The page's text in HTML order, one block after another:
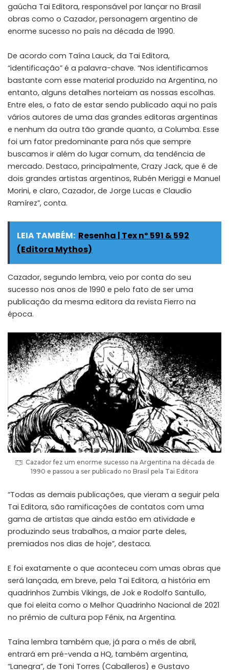
gaúcha Tai Editora, responsável por lançar no Brasil
obras como o Cazador, personagem argentino de
enorme sucesso no país na década de 1990.
De acordo com Taína Lauck, da Tai Editora,
“identificação” é a palavra-chave. “Nos identificamos
bastante com esse material produzido na Argentina, no
entanto, alguns detalhes norteiam as nossas escolhas.
Entre eles, o fato de estar sendo publicado aqui no país
vários autores de uma das grandes editoras argentinas
e nenhum da outra tão grande quanto, a Columba. Esse
foi um fator predominante para nós que sempre
buscamos ir além do lugar comum, da tendência de
mercado. Destaco, principalmente, Crazy Jack, que é de
dois grandes artistas argentinos, Rubén Meriggi e Manuel
Morini, e claro, Cazador, de Jorge Lucas e Claudio
Ramírez”, conta.
LEIA TAMBÉM: Resenha | Tex nº 591 & 592
(Editora Mythos)
Cazador, segundo lembra, veio por conta do seu
sucesso nos anos de 1990 e pelo fato de ser uma
publicação da mesma editora da revista Fierro na
época.
Cazador fez um enorme sucesso na Argentina na década de
1990 e passou a ser publicado no Brasil pela Tai Editora
“Todas as demais publicações, que vieram a seguir pela
Tai Editora, são ramificações de contatos com uma
gama de artistas que ainda estão em atividade e
produzindo seus trabalhos, a maior parte deles,
premiados nos dias de hoje”, destaca.
E foi exatamente o que aconteceu com umas obras que
será lançada, em breve, pela Tai Editora, a história em
quadrinhos Zumbis Vikings, de Jok e Rodolfo Santullo,
que foi eleita como o Melhor Quadrinho Nacional de 2021
no prêmio de cultura pop Fênix, na Argentina.
Taína lembra também que, já para o mês de abril,
entrará em pré-venda a HQ, também argentina,
“Lanegra”, de Toni Torres (Caballeros) e Gustavo